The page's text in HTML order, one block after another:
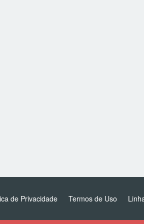
de Privacidade Termos de Uso